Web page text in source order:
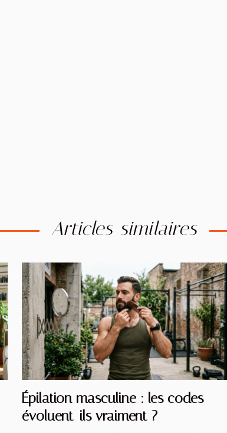
Articles similaires
Épilation masculine : les codes
évoluent-ils vraiment ?